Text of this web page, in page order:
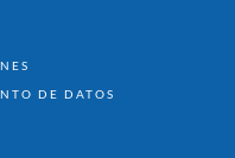
DE DATOS